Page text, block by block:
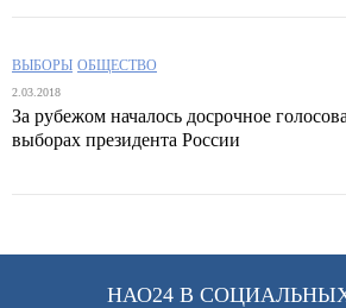
ВЫБОРЫ ОБЩЕСТВО
2.03.2018
За рубежом началось досрочное
выборах президента России
НАО24 В